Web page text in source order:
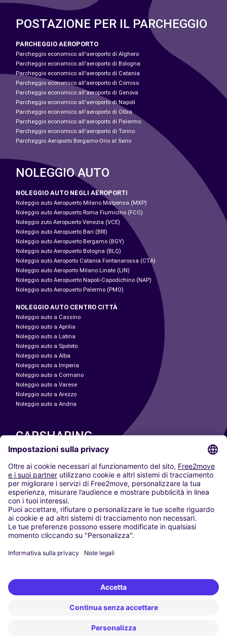
POSTAZIONE PER IL PARCHEGGIO
PARCHEGGIO AEROPORTO
Parcheggio economico all'aeroporto di Alghero
Parcheggio economico all'aeroporto di Bologna
Parcheggio economico all'aeroporto di Catania
Parcheggio economico all'aeroporto di Comiso
Parcheggio economico all'aeroporto di Genova
Parcheggio economico all'aeroporto di Napoli
Parcheggio economico all'aeroporto di Olbia
Parcheggio economico all'aeroporto di Palermo
Parcheggio economico all'aeroporto di Torino
Parcheggio Aeroporto Bergamo-Orio al Serio
NOLEGGIO AUTO
NOLEGGIO AUTO NEGLI AEROPORTI
Noleggio auto Aeropuerto Milano Malpensa (MXP)
Noleggio auto Aeropuerto Roma Fiumicino (FCO)
Noleggio zuto Aeropuerto Venezia (VCE)
Noleggio auto Aeropuerto Bari (BRI)
Noleggio auto Aeropuerto Bergamo (BGY)
Noleggio auto Aeropuerto Bologna (BLQ)
Noleggio auto Aeroporto Catania Fontanarossa (CTA)
Noleggio auto Aeroporto Milano Linate (LIN)
Noleggio auto Aeropuerto Napoli-Capodichino (NAP)
Noleggio auto Aeropuerto Palermo (PMO)
NOLEGGIO AUTO CENTRO CITTÀ
Noleggio auto a Cassino
Noleggio auto a Aprilia
Noleggio auto a Latina
Noleggio auto a Spoleto
Noleggio auto a Alba
Noleggio auto a Imperia
Noleggio auto a Cormano
Noleggio auto a Varese
Noleggio auto a Arezzo
Noleggio auto a Andria
CARSHARING
LE NOSTRE CITTÀ
Paris
Madrid
Washington DC
Milano
Roma
Torino
Vienna
Berlino
Düsseldorf